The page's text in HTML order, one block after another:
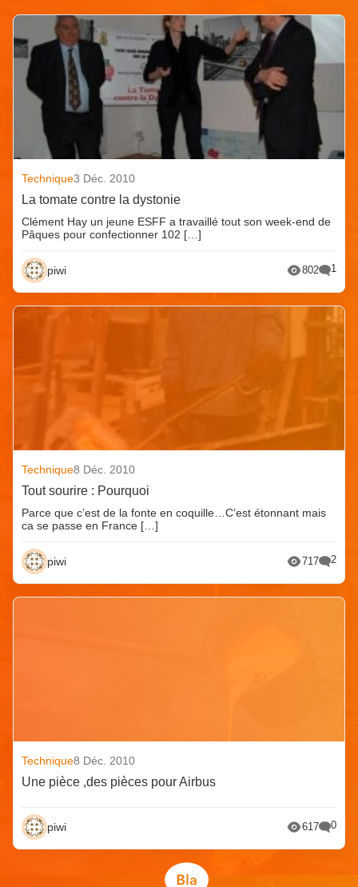
Technique3 Déc. 2010
La tomate contre la dystonie
Clément Hay un jeune ESFF a travaillé tout son week-end de
Pâques pour confectionner 102 […]
piwi 802 1
Technique8 Déc. 2010
Tout sourire : Pourquoi
Parce que c’est de la fonte en coquille…C’est étonnant mais
ca se passe en France […]
piwi 717 2
Technique8 Déc. 2010
Une pièce ,des pièces pour Airbus
piwi 617 0